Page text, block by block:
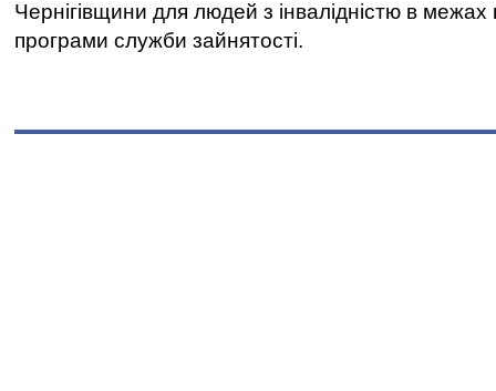
Чернігівщини для людей з інвалідністю в межах
програми служби зайнятості.